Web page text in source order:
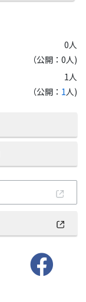
0人
（公開：0人)
1人
（公開： 1人)